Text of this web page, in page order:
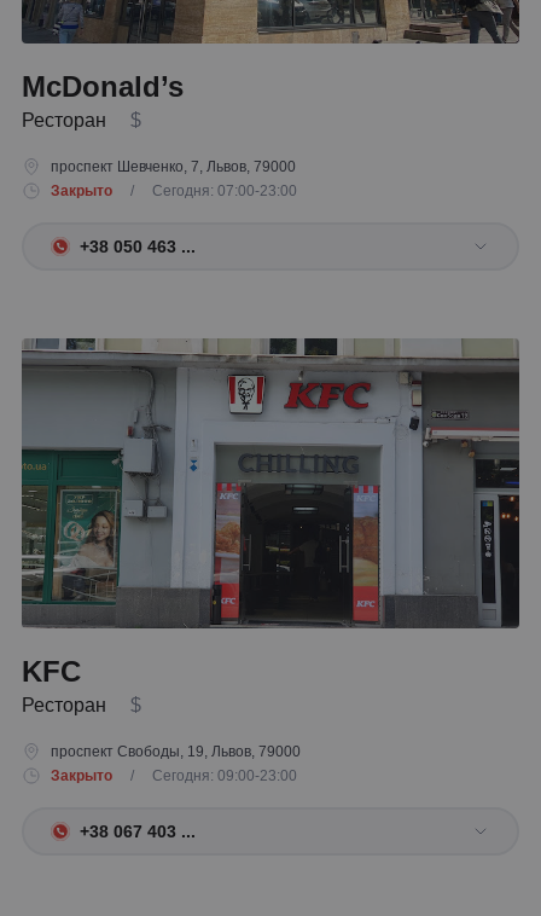
McDonald’s
Ресторан $
проспект Шевченко, 7, Львов, 79000
Закрыто
/ Сегодня: 07:00-23:00
+38 050 463 ...
KFC
Ресторан $
проспект Свободы, 19, Львов, 79000
Закрыто
/ Сегодня: 09:00-23:00
+38 067 403 ...